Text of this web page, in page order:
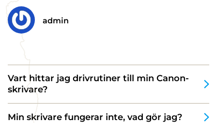
admin
Vart hittar jag drivrutiner till min Canon-
skrivare?
Min skrivare fungerar inte, vad gör jag?